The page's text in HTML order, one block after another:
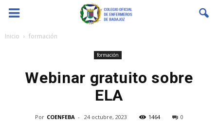
Coenfeba
Inicio formación
formación
Webinar gratuito sobre
ELA
Por COENFEBA - 24 octubre, 2023 1464 0